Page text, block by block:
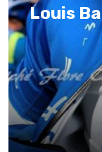
Louis